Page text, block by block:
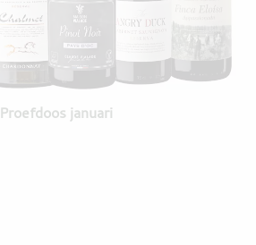
Proefdoos januari